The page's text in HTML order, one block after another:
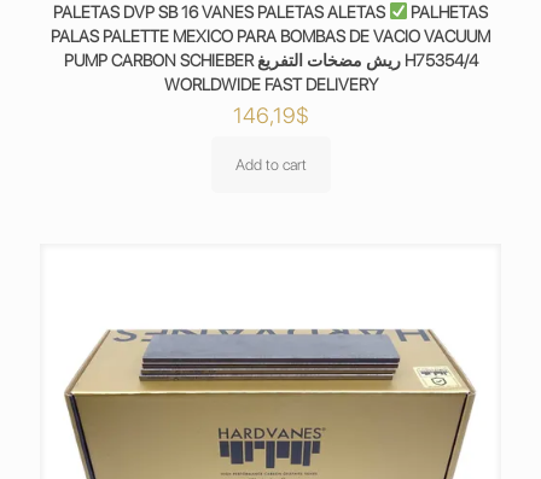
PALETAS DVP SB 16 VANES PALETAS ALETAS
PALHETAS
PALAS PALETTE MEXICO PARA BOMBAS DE VACIO VACUUM
PUMP CARBON SCHIEBER ريش مضخات التفريغ H75354/4
WORLDWIDE FAST DELIVERY
146,19$
Add to cart